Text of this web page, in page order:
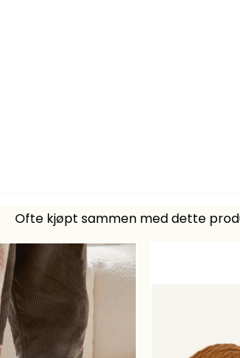
Ofte kjøpt sammen med dette